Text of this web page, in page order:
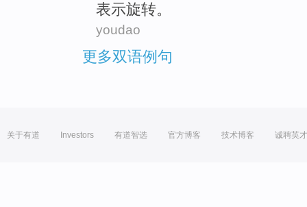
表示旋转。
youdao
更多双语例句
关于有道 Investors 有道智选 官方博客 技术博客 诚聘英才